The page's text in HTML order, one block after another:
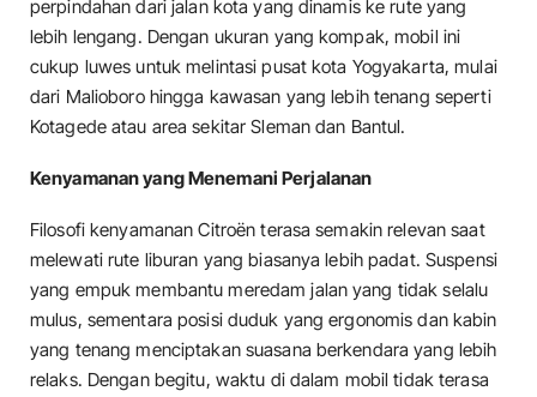
perpindahan dari jalan kota yang dinamis ke rute yang
lebih lengang. Dengan ukuran yang kompak, mobil ini
cukup luwes untuk melintasi pusat kota Yogyakarta, mulai
dari Malioboro hingga kawasan yang lebih tenang seperti
Kotagede atau area sekitar Sleman dan Bantul.
Kenyamanan yang Menemani Perjalanan
Filosofi kenyamanan Citroën terasa semakin relevan saat
melewati rute liburan yang biasanya lebih padat. Suspensi
yang empuk membantu meredam jalan yang tidak selalu
mulus, sementara posisi duduk yang ergonomis dan kabin
yang tenang menciptakan suasana berkendara yang lebih
relaks. Dengan begitu, waktu di dalam mobil tidak terasa